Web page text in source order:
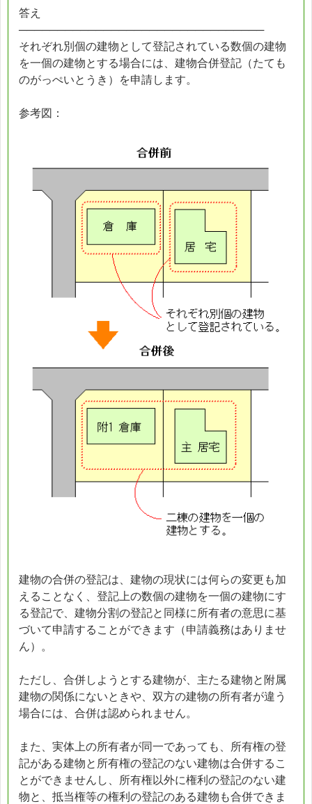
答え
────────────────────────────────
それぞれ別個の建物として登記されている数個の建物
を一個の建物とする場合には、建物合併登記（たても
のがっぺいとうき）を申請します。
参考図：
建物の合併の登記は、建物の現状には何らの変更も加
えることなく、登記上の数個の建物を一個の建物にす
る登記で、建物分割の登記と同様に所有者の意思に基
づいて申請することができます（申請義務はありませ
ん）。
ただし、合併しようとする建物が、主たる建物と附属
建物の関係にないときや、双方の建物の所有者が違う
場合には、合併は認められません。
また、実体上の所有者が同一であっても、所有権の登
記がある建物と所有権の登記のない建物は合併するこ
とができませんし、所有権以外に権利の登記のない建
物と、抵当権等の権利の登記のある建物も合併できま